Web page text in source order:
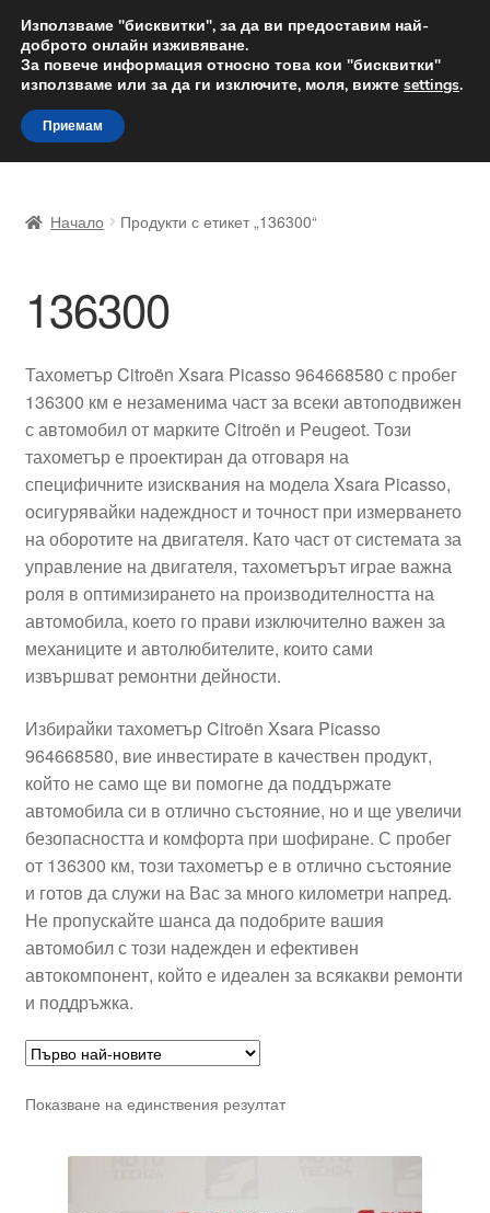
ДОСТАВКА от 12 лв.
Доставка по целия свят
Skip
to
navigation
Skip
to
content
Доставка по целия свят
Жалби
Количка
Контакт
Моята сметка
Плащанията
Политика за поверителност
Процедура за рекламации
Разгледайте
Транспорт
Начало Продукти с етикет „136300“
136300
Тахометър Citroën Xsara Picasso 964668580 с пробег
136300 км е незаменима част за всеки автоподвижен
с автомобил от марките Citroën и Peugeot. Този
тахометър е проектиран да отговаря на
специфичните изисквания на модела Xsara Picasso,
осигурявайки надеждност и точност при измерването
на оборотите на двигателя. Като част от системата за
управление на двигателя, тахометърът играе важна
роля в оптимизирането на производителността на
автомобила, което го прави изключително важен за
механиците и автолюбителите, които сами
извършват ремонтни дейности.
Избирайки тахометър Citroën Xsara Picasso
964668580, вие инвестирате в качествен продукт,
който не само ще ви помогне да поддържате
автомобила си в отлично състояние, но и ще увеличи
безопасността и комфорта при шофиране. С пробег
от 136300 км, този тахометър е в отлично състояние
и готов да служи на Вас за много километри напред.
Не пропускайте шанса да подобрите вашия
автомобил с този надежден и ефективен
автокомпонент, който е идеален за всякакви ремонти
и поддръжка.
Показване на единствения резултат
Използваме "бисквитки", за да ви предоставим най-
доброто онлайн изживяване.
За повече информация относно това кои "бисквитки"
използваме или за да ги изключите, моля, вижте settings.
Приемам